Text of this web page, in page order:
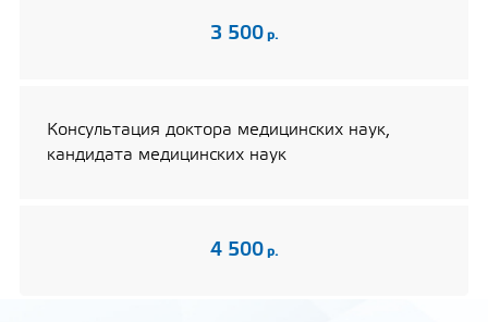
3 500 р.
Консультация доктора медицинских наук,
кандидата медицинских наук
4 500 р.